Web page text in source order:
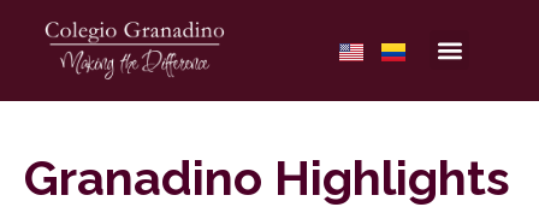
Granadino Highlights